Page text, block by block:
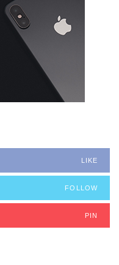
LIKE
FOLLOW
PIN